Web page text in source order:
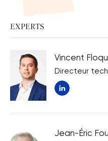
EXPERTS
Vincent
Directeur
Nouvelle
Jean-Éric